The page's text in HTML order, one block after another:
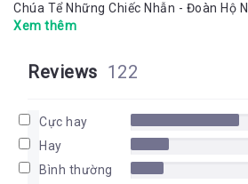
Chúa Tể Những Chiếc Nhẫn - Đoàn Hộ
Xem thêm
Reviews 122
Cực hay
Hay
Bình thường